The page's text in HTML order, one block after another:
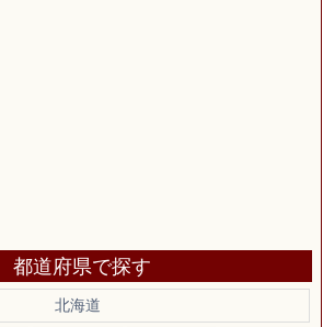
都道府県で探す
北海道